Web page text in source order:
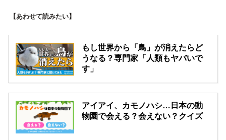
【あわせて読みたい】
もし世界から「鳥」が消えたらど
うなる？専門家「人類もヤバいで
す」
アイアイ、カモノハシ…日本の動
物園で会える？会えない？クイズ